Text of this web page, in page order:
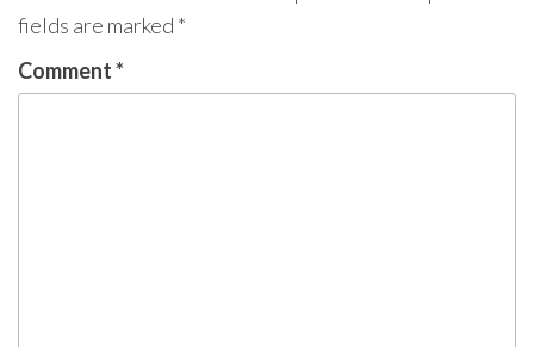
fields are marked *
Comment*